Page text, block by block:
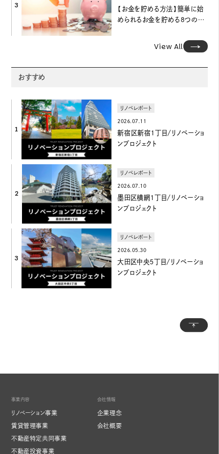
3
【お金を貯める方法】簡単に始
められるお金を貯める８つの方
View All
おすすめ
1
リノベレポート
2026.07.11
新宿区新宿1丁目/リノベーショ
ンプロジェクト
2
リノベレポート
2026.07.10
墨田区横網1丁目/リノベーショ
ンプロジェクト
3
リノベレポート
2026.05.30
大田区中央5丁目/リノベーショ
ンプロジェクト
ト
事業内容
リノベーション事業
賃貸管理事業
不動産特定共同事業
不動産投資事業
会社情報
企業理念
会社概要